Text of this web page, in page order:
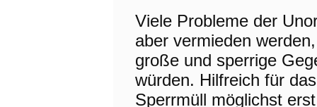
Viele Probleme der
aber vermieden
große und sperrige
würden. Hilfreich für
Sperrmüll möglichst